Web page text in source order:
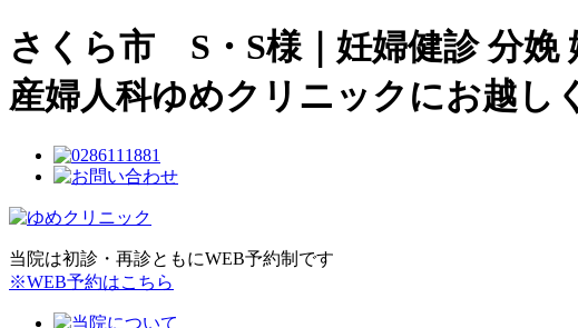
さくら市 S・S様｜妊婦健診 分娩
産婦人科ゆめクリニックにお越し
当院は初診・再診ともにWEB予約制です
※WEB予約はこちら